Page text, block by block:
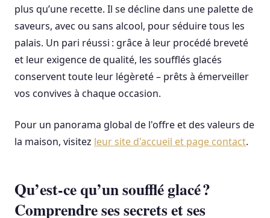
plus qu’une recette. Il se décline dans une palette de
saveurs, avec ou sans alcool, pour séduire tous les
palais. Un pari réussi : grâce à leur procédé breveté
et leur exigence de qualité, les soufflés glacés
conservent toute leur légèreté – prêts à émerveiller
vos convives à chaque occasion.
Pour un panorama global de l'offre et des valeurs de
la maison, visitez leur site d'accueil et page contact.
Qu’est-ce qu’un soufflé glacé ?
Comprendre ses secrets et ses